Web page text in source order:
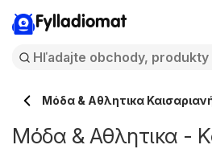
Fylladiomat
Μόδα & Aθλητικα
Μόδα & Aθλητικα -